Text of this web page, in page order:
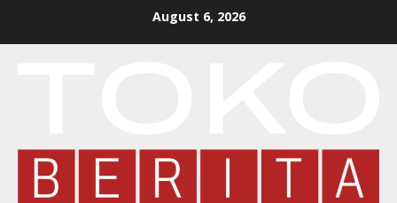
August 6, 2026